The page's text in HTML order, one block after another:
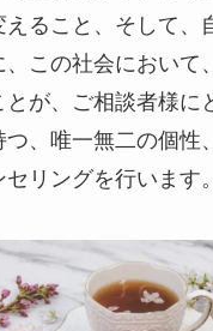
ること、そして、
この社会において
とが、ご相談者様に
、唯一無二の個性
リングを行います。